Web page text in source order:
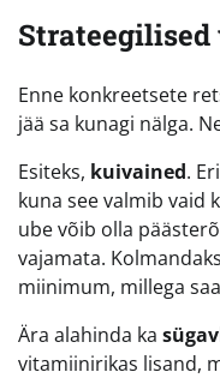
Enne konkreetsete
jää sa kunagi nälga.
Esiteks, kuivained.
kuna see valmib vaid
ube võib olla
vajamata.
miinimum, millega
Ära alahinda ka
vitamiinirikas lisand,